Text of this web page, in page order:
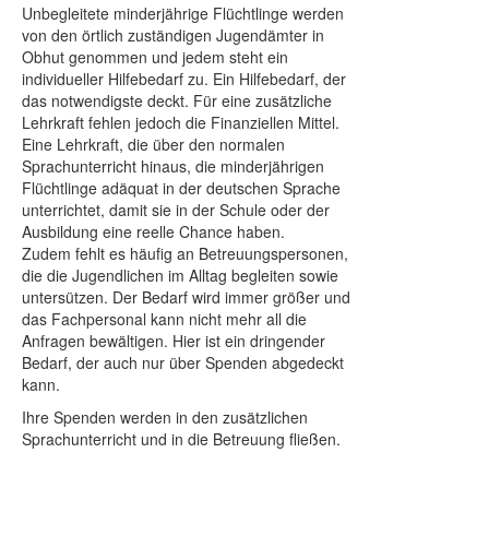
Unbegleitete minderjährige Flüchtlinge werden
von den örtlich zuständigen Jugendämter in
Obhut genommen und jedem steht ein
individueller Hilfebedarf zu. Ein Hilfebedarf, der
das notwendigste deckt. Für eine zusätzliche
Lehrkraft fehlen jedoch die Finanziellen Mittel.
Eine Lehrkraft, die über den normalen
Sprachunterricht hinaus, die minderjährigen
Flüchtlinge adäquat in der deutschen Sprache
unterrichtet, damit sie in der Schule oder der
Ausbildung eine reelle Chance haben.
Zudem fehlt es häufig an Betreuungspersonen,
die die Jugendlichen im Alltag begleiten sowie
untersützen. Der Bedarf wird immer größer und
das Fachpersonal kann nicht mehr all die
Anfragen bewältigen. Hier ist ein dringender
Bedarf, der auch nur über Spenden abgedeckt
kann.
Ihre Spenden werden in den zusätzlichen
Sprachunterricht und in die Betreuung fließen.